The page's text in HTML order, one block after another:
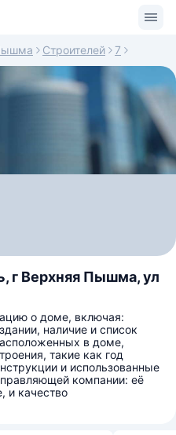
Строителей 7
г Верхняя Пышма, ул
о доме, включая:
наличие и список
в доме,
такие как год
и использованные
компании: её
и качество